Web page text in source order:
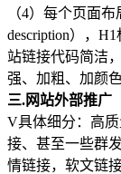
（4）每个页面
description），
站链接代码简洁
强、加粗、加颜
三.网站外部推广
V具体细分：高
接、甚至一些群
情链接，软文链